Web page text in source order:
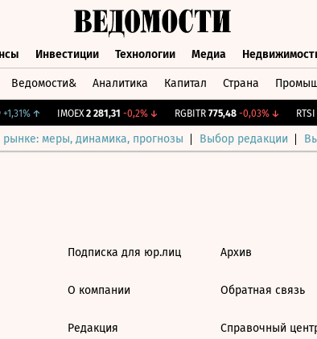
Инвестиции Технологии Медиа
Ведомости& Аналитика Капитал Страна
↑ IMOEX 2 281,31 -0,2%↓ RGBITR 775,48 -0,03%↓ RTSI
меры, динамика, прогнозы Выбор редакции
Подписка для юр.лиц
О компании
Редакция
Архив
Обратная связь
Справочный